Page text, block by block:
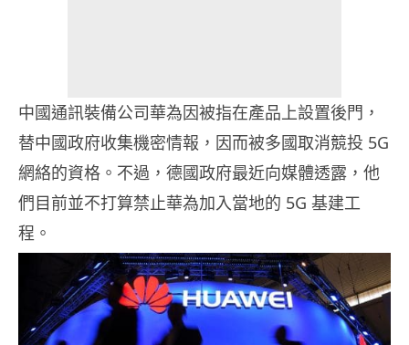
中國通訊裝備公司華為因被指在產品上設置後門，
替中國政府收集機密情報，因而被多國取消競投 5G
網絡的資格。不過，德國政府最近向媒體透露，他
們目前並不打算禁止華為加入當地的 5G 基建工
程。